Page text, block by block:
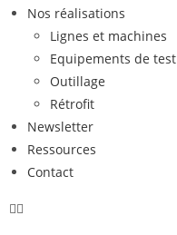
Nos réalisations
Lignes et machines
Equipements de test
Outillage
Rétrofit
Newsletter
Ressources
Contact